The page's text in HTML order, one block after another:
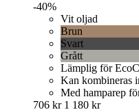
-40%
Vit oljad
Brun
Svart
Grått
Lämplig för
Kan kombineras
Med hamparep
706 kr 1 180 kr